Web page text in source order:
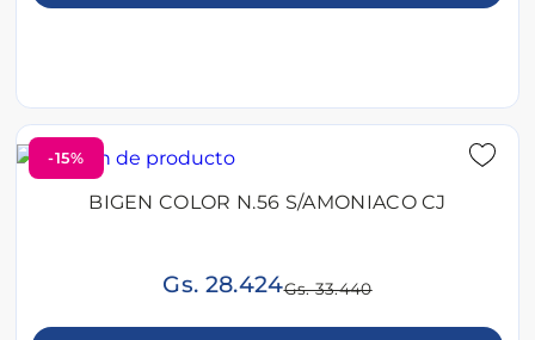
-15%
BIGEN COLOR N.56 S/AMONIACO CJ
Gs. 28.424Gs. 33.440